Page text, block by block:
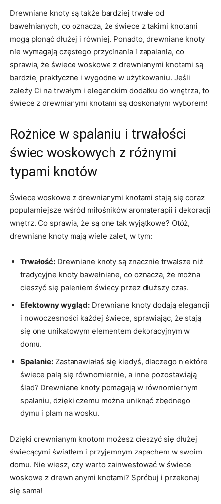
Drewniane knoty są⁣ także bardziej⁤ trwałe od
bawełnianych,‌ co oznacza, że świece z​ takimi‍ knotami⁤
mogą płonąć dłużej i równiej. Ponadto, drewniane⁤ knoty
nie wymagają częstego‌ przycinania i zapalania, co
sprawia,‍ że świece ⁢woskowe z ‍drewnianymi knotami są
bardziej praktyczne ⁤i​ wygodne⁤ w użytkowaniu. Jeśli
zależy Ci‍ na trwałym i ‍eleganckim dodatku ⁢do wnętrza, to‍
świece z drewnianymi knotami⁤ są doskonałym wyborem!
Rożnice w ⁢spalaniu i ‍trwałości
świec⁤ woskowych z⁢ różnymi
typami knotów
Świece woskowe z drewnianymi knotami stają się ‌coraz
popularniejsze wśród miłośników aromaterapii i dekoracji
wnętrz.​ Co sprawia, że są one tak wyjątkowe? Otóż,
drewniane knoty mają wiele⁣ zalet, w tym:
Trwałość: Drewniane knoty są znacznie trwalsze niż
tradycyjne ‌knoty‌ bawełniane,‍ co oznacza, że można
⁢cieszyć się paleniem świecy przez⁣ dłuższy czas.
Efektowny wygląd: Drewniane knoty dodają elegancji
i ‌nowoczesności każdej⁤ świece, sprawiając, że stają ​
się one unikatowym elementem ​dekoracyjnym⁣ w
domu.
Spalanie: Zastanawiałaś się kiedyś, dlaczego niektóre
świece palą ⁢się równomiernie, ⁤a ​inne pozostawiają‌
ślad? Drewniane ‍knoty pomagają w⁤ równomiernym
spalaniu, dzięki czemu‌ można⁤ uniknąć​ zbędnego
dymu i​ plam na wosku.
Dzięki drewnianym ⁤knotom ⁣możesz cieszyć się dłużej
świecącymi​ światłem i przyjemnym zapachem⁤ w swoim ​
domu. Nie wiesz, czy‌ warto zainwestować w świece
woskowe z drewnianymi knotami?​ Spróbuj i przekonaj
się sama!